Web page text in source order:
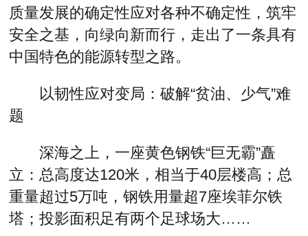
质量发展的确定性应对各种不确定性，筑牢
安全之基，向绿向新而行，走出了一条具有
中国特色的能源转型之路。
以韧性应对变局：破解“贫油、少气”难
题
深海之上，一座黄色钢铁“巨无霸”矗
立：总高度达120米，相当于40层楼高；总
重量超过5万吨，钢铁用量超7座埃菲尔铁
塔；投影面积足有两个足球场大……